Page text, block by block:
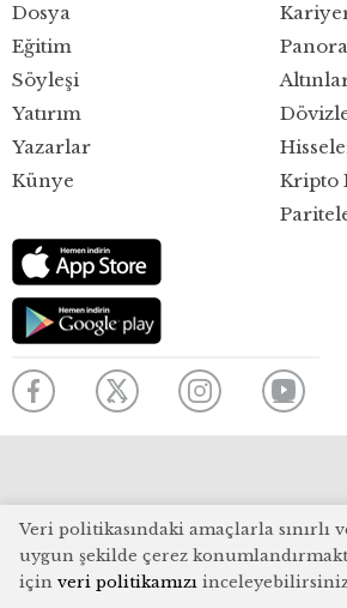
Dosya
Eğitim
Söyleşi
Yatırım
Yazarlar
Künye
Kripto
Veri politikasındaki amaçlarla sınırlı
uygun şekilde çerez
için veri politikamızı